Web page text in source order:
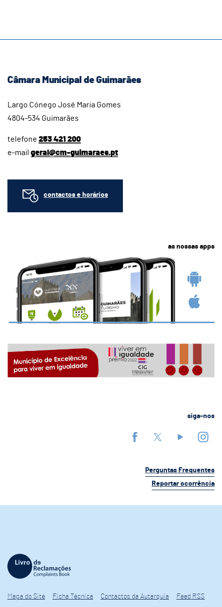
Câmara Municipal de Guimarães
Largo Cónego José Maria Gomes
4804-534 Guimarães
telefone 253 421 200
e-mail geral@cm-guimaraes.pt
contactos e horários
as nossas apps
siga-nos
Perguntas Frequentes
Reportar ocorrência
Mapa do Site Ficha Técnica Contactos da Autarquia Feed RSS